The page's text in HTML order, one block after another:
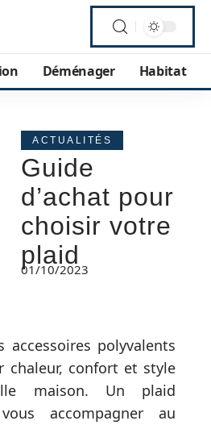
Déménager Habitat
ACTUALITÉS
Guide
d’achat pour
choisir votre
plaid
01/10/2023
accessoires polyvalents
chaleur, confort et style
maison. Un plaid
accompagner au